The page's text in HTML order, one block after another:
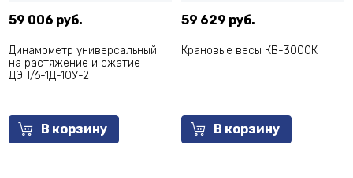
59 006 руб.
Динамометр универсальный
на растяжение и сжатие
ДЭП/6-1Д-10У-2
В корзину
59 629 руб.
Крановые весы КВ-3000К
В корзину